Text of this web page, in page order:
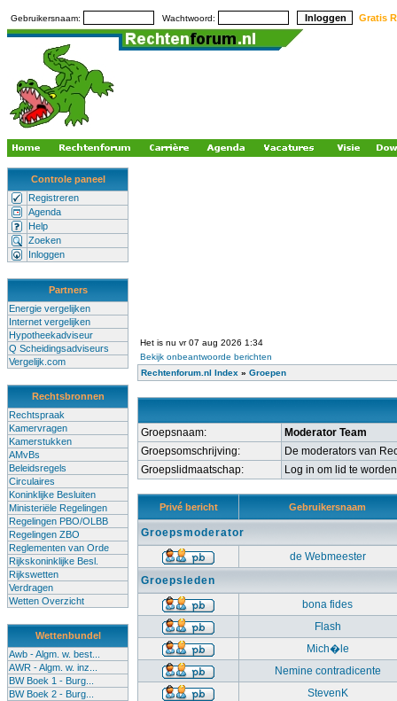
Gebruikersnaam: Wachtwoord: Gratis
Controle paneel
Registreren
Agenda
Help
Zoeken
Inloggen
Partners
Energie vergelijken
Internet vergelijken
Hypotheekadviseur
Q Scheidingsadviseurs
Vergelijk.com
Rechtsbronnen
Rechtspraak
Kamervragen
Kamerstukken
AMvBs
Beleidsregels
Circulaires
Koninklijke Besluiten
Ministeriële Regelingen
Regelingen PBO/OLBB
Regelingen ZBO
Reglementen van Orde
Rijkskoninklijke Besl.
Rijkswetten
Verdragen
Wetten Overzicht
Wettenbundel
Awb - Algm. w. best...
AWR - Algm. w. inz...
BW Boek 1 - Burg...
BW Boek 2 - Burg...
Het is nu vr 07 aug 2026 1:34
Bekijk onbeantwoorde berichten
Rechtenforum.nl Index » Groepen
Groepsnaam:
Moderator Team
Groepsomschrijving:
De moderators van
Groepslidmaatschap:
Log in om lid te
Privé bericht Gebruikersnaam
Groepsmoderator
de Webmeester
Groepsleden
bona fides
Flash
Mich�le
Nemine contradicente
StevenK